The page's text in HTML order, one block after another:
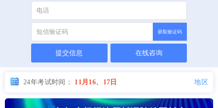
获取验证码
提交信息 在线咨询
24年考试时间： 11月16、17日 地区